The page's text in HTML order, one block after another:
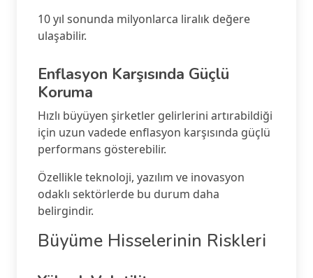
10 yıl sonunda milyonlarca liralık değere
ulaşabilir.
Enflasyon Karşısında Güçlü
Koruma
Hızlı büyüyen şirketler gelirlerini artırabildiği
için uzun vadede enflasyon karşısında güçlü
performans gösterebilir.
Özellikle teknoloji, yazılım ve inovasyon
odaklı sektörlerde bu durum daha
belirgindir.
Büyüme Hisselerinin Riskleri